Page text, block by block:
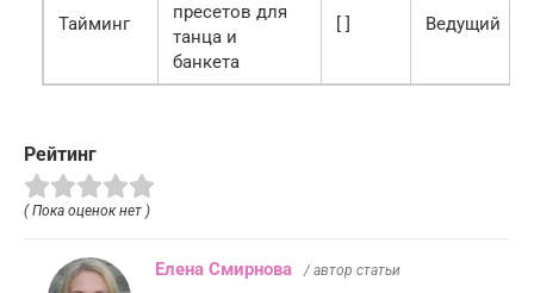
Тайминг
пресетов для
танца и
банкета
Ведущий
Рейтинг
( Пока оценок нет )
Елена Смирнова / автор статьи